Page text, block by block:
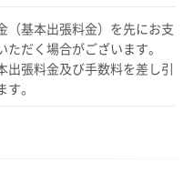
（基本出張料金）を先にお支
だく場合がございます。
出張料金及び手数料を差し引
。